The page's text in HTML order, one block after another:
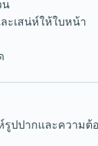
น
ะเสน่ห์ให้ใบหน้า
ปปากและความต้